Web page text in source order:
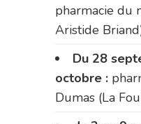
pharmacie du
Aristide
Du 28
octobre :
Dumas (La